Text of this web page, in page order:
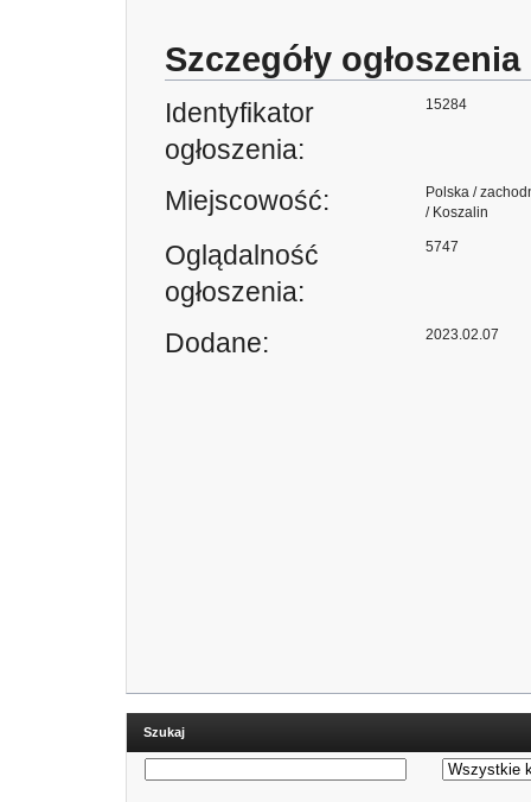
Szczegóły ogłoszenia
Identyfikator
ogłoszenia:
15284
Miejscowość:
Polska /
/ Koszalin
Oglądalność
ogłoszenia:
5747
Dodane: 2023.02.07
Szukaj